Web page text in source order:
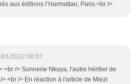
aux éditions l’Harmattan, Paris.<br />
01/2012 08:57
<br /> Sonnerie Nkuya, l'autre héritier de
> <br /> En réaction à l'article de Miezi